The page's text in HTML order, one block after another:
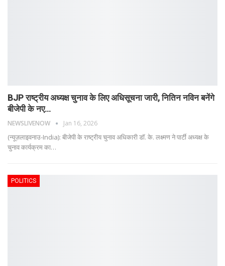
BJP राष्ट्रीय अध्यक्ष चुनाव के लिए अधिसूचना जारी, नितिन नविन बनेंगे
बीजेपी के नए…
NEWSLIVENOW Jan 16, 2026
(न्यूज़लाइवनाउ-India): बीजेपी के राष्ट्रीय चुनाव अधिकारी डॉ. के. लक्ष्मण ने पार्टी अध्यक्ष के
चुनाव कार्यक्रम का…
POLITICS